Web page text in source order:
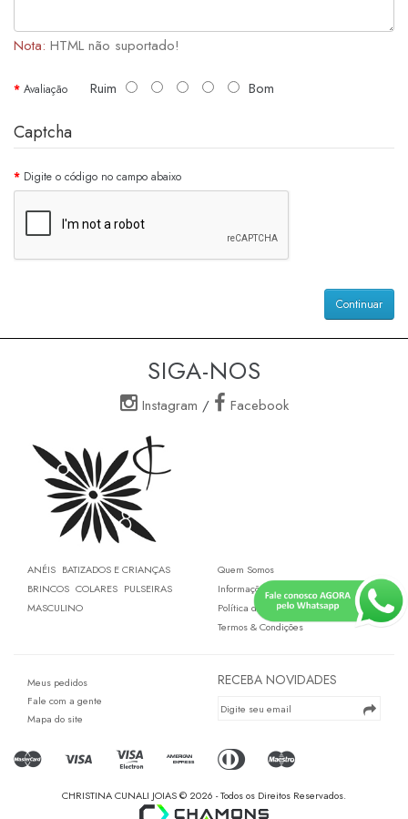
Nota: HTML não suportado!
Avaliação Ruim Bom
Captcha
Digite o código no campo abaixo
Continuar
SIGA-NOS
Instagram / Facebook
ANÉIS BATIZADOS E CRIANÇAS
BRINCOS COLARES PULSEIRAS
MASCULINO
Quem Somos
Informações sobre entrega
Política de Privacidade
Termos & Condições
Meus pedidos
Fale com a gente
Mapa do site
RECEBA NOVIDADES
CHRISTINA CUNALI JOIAS © 2026 - Todos os Direitos Reservados.